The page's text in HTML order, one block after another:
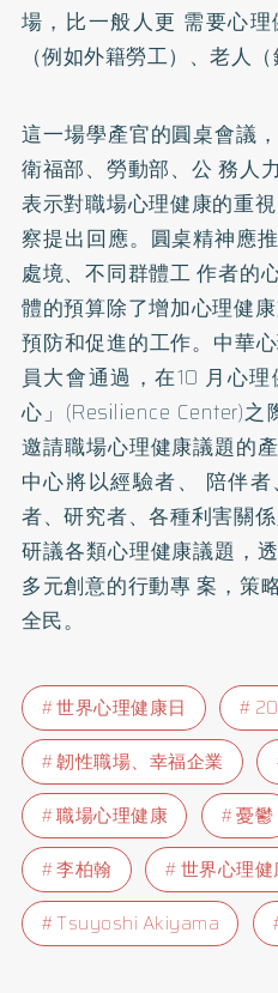
場，比一般人更 需要心
（例如外籍勞工）、老人
這一場學產官的圓桌會議
衛福部、勞動部、公 務人
表示對職場心理健康的重
察提出回應。圓桌精神應
處境、不同群體工 作者的
體的預算除了增加心理健
預防和促進的工作。中華
員大會通過，在10 月心
心」(Resilience Center)
邀請職場心理健康議題的
中心將以經驗者、 陪伴
者、研究者、各種利害關
研議各類心理健康議題，
多元創意的行動專 案，策
全民。
世界心理健康日
韌性職場、幸福企業
職場心理健康
憂鬱
李柏翰
世界心理
Tsuyoshi Akiyama